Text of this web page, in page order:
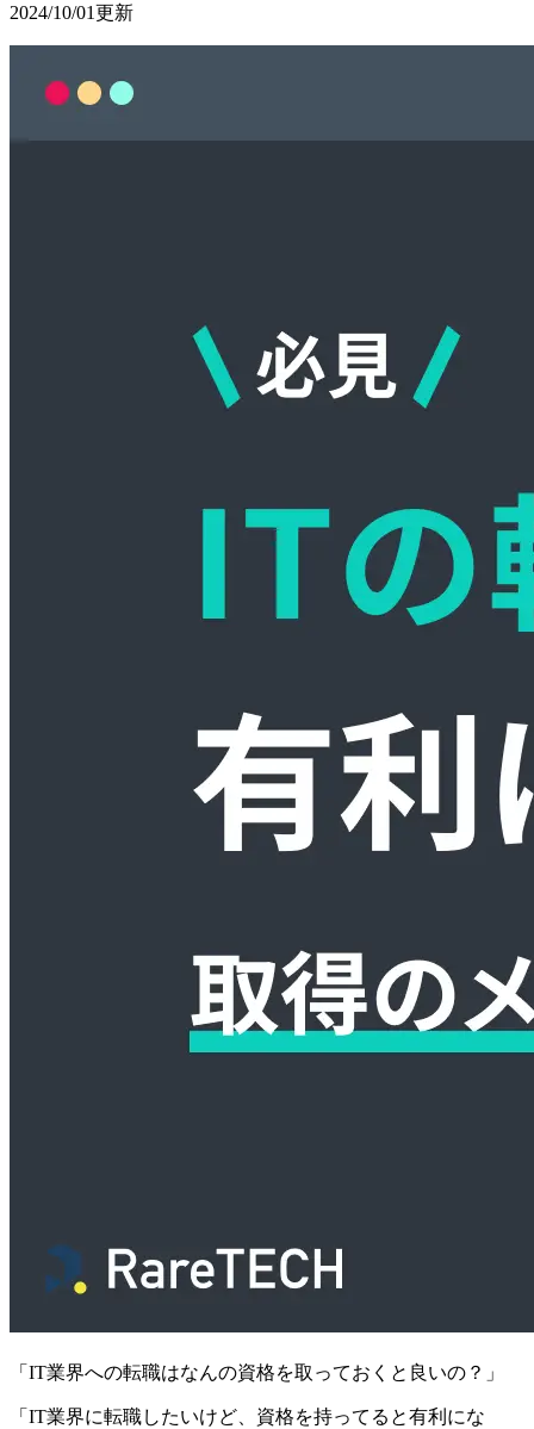
2024/10/01更新
「IT業界への転職はなんの資格を取っておくと良いの？」
「IT業界に転職したいけど、資格を持ってると有利にな